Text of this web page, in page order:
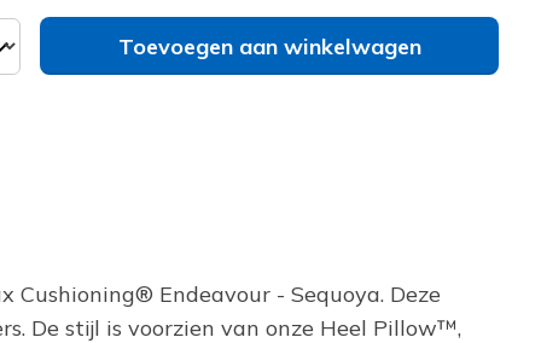
Toevoegen aan winkelwagen
Cushioning® Endeavour - Sequoya. Deze
De stijl is voorzien van onze Heel Pillow™,